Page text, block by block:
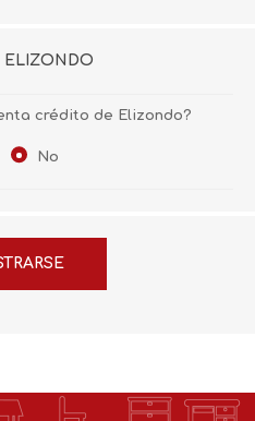
ELIZONDO
crédito de Elizondo?
No